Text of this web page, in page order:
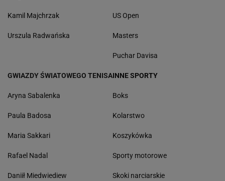
Kamil Majchrzak
Urszula Radwańska
US Open
Masters
Puchar Davisa
GWIAZDY ŚWIATOWEGO TENISA
Aryna Sabalenka
Paula Badosa
Maria Sakkari
Rafael Nadal
Daniił Miedwiediew
INNE SPORTY
Boks
Kolarstwo
Koszykówka
Sporty motorowe
Skoki narciarskie